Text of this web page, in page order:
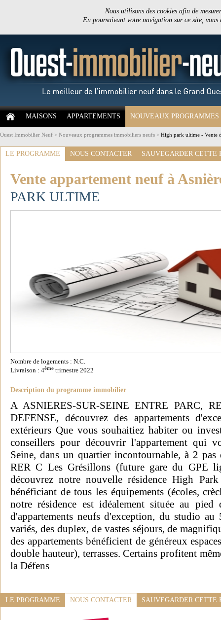
Nous utilisons des cookies afin de
En poursuivant votre navigation sur ce site,
MAISONS APPARTEMENTS NOUVEAUX PROGRAMMES
Ouest Immobilier Neuf > Nouveaux programmes immobiliers neufs > High park ultime - Vente
LE PROGRAMME NOUS CONTACTER SAUVEGARDER CETTE
Vente appartement neuf à
PARK ULTIME
Nombre de logements : N.C.
Livraison : 4ème trimestre 2022
Description du programme immobilier
A ASNIERES-SUR-SEINE ENTRE PARC,
DEFENSE, découvrez des appartements
extérieurs Que vous souhaitiez habiter ou
conseillers pour découvrir l'appartement qui
Seine, dans un quartier incontournable, à 2
RER C Les Grésillons (future gare du GPE
découvrez notre nouvelle résidence High
bénéficiant de tous les équipements (écoles,
notre résidence est idéalement située au
d'appartements neufs d'exception, du studio au
variés, des duplex, de vastes séjours, de
des appartements bénéficient de généreux
double hauteur), terrasses. Certains profitent
la Défens
LE PROGRAMME NOUS CONTACTER SAUVEGARDER CETTE